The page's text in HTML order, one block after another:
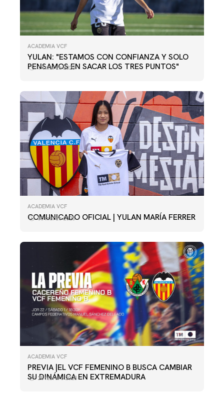
ACADEMIA VCF
YULAN: "ESTAMOS CON CONFIANZA Y SOLO
PENSAMOS EN SACAR LOS TRES PUNTOS"
14 marzo 2025
ACADEMIA VCF
COMUNICADO OFICIAL | YULAN MARÍA FERRER
05 marzo 2025
ACADEMIA VCF
PREVIA |EL VCF FEMENINO B BUSCA CAMBIAR
SU DINÁMICA EN EXTREMADURA
28 febrero 2025